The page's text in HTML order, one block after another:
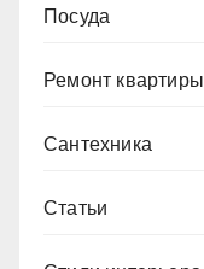
Посуда
Ремонт квартиры
Сантехника
Статьи